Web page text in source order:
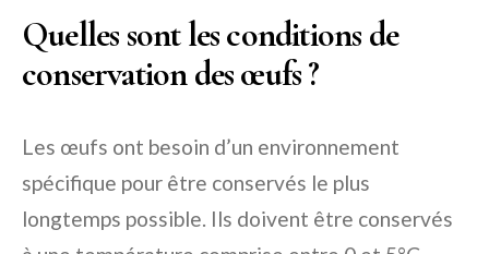
Quelles sont les conditions de
conservation des œufs ?
Les œufs ont besoin d’un environnement
spécifique pour être conservés le plus
longtemps possible. Ils doivent être conservés